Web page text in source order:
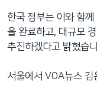
한국 정부는 이와 함
을 완료하고, 대규모
추진하겠다고 밝혔습
서울에서 VOA뉴스 김